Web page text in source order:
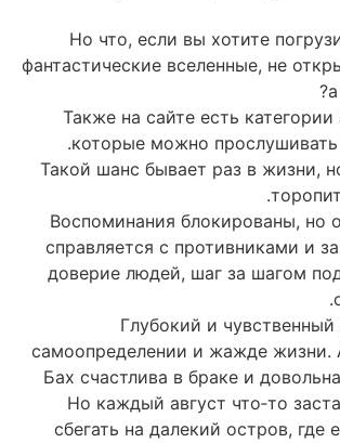
Но что, если вы хотите
фантастические вселенные, не
Также на сайте есть категории
которые можно прослушивать
Такой шанс бывает раз в жизни,
Воспоминания блокированы, но
справляется с противниками и
доверие людей, шаг за шагом
Глубокий и
самоопределении и жажде жизни.
Бах счастлива в браке и
Но каждый август что‑то
сбегать на далекий остров, где